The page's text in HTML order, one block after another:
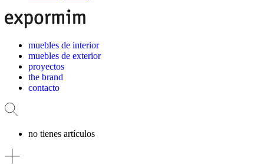
muebles de interior
muebles de exterior
proyectos
the brand
contacto
no tienes artículos